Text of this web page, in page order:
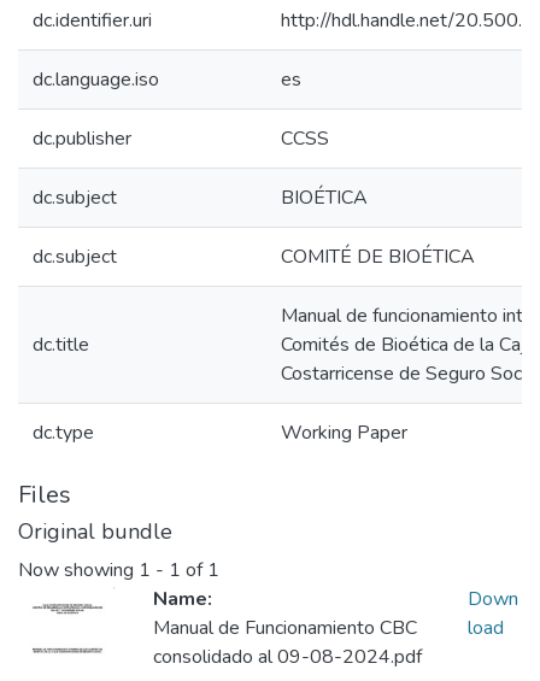
dc.identifier.uri http://hdl.handle.net/
dc.language.iso es
dc.publisher CCSS
dc.subject BIOÉTICA
dc.subject COMITÉ DE BIOÉTICA
dc.title
Manual de funcionamiento
Comités de Bioética de la Caja
Costarricense de Seguro Social
dc.type Working Paper
Files
Original bundle
Now showing 1 - 1 of 1
Name:
Manual de Funcionamiento CBC
consolidado al 09-08-2024.pdf
Down
load